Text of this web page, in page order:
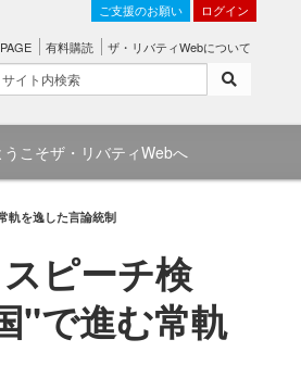
ご支援のお願い ログイン
有料購読 ザ・リバティWebについて
うこそザ・リバティWebへ
軌を逸した言論統制
ピーチ検
"で進む常軌